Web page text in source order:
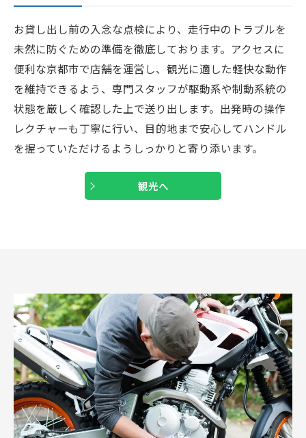
お貸し出し前の入念な点検により、走行中のトラブルを
未然に防ぐための準備を徹底しております。アクセスに
便利な京都市で店舗を運営し、観光に適した軽快な動作
を維持できるよう、専門スタッフが駆動系や制動系統の
状態を厳しく確認した上で送り出します。出発時の操作
レクチャーも丁寧に行い、目的地まで安心してハンドル
を握っていただけるようしっかりと寄り添います。
観光へ